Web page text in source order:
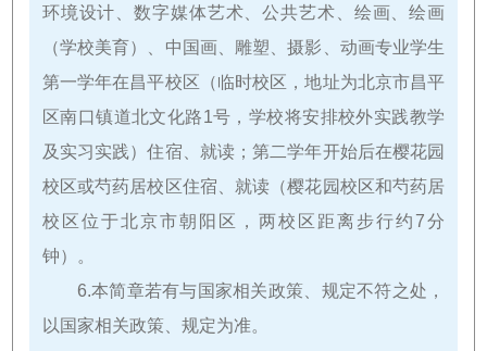
环境设计、数字媒体艺术、公共艺术、绘画、绘画
（学校美育）、中国画、雕塑、摄影、动画专业学生
第一学年在昌平校区（临时校区，地址为北京市昌平
区南口镇道北文化路1号，学校将安排校外实践教学
及实习实践）住宿、就读；第二学年开始后在樱花园
校区或芍药居校区住宿、就读（樱花园校区和芍药居
校区位于北京市朝阳区，两校区距离步行约7分
钟）。
6.本简章若有与国家相关政策、规定不符之处，
以国家相关政策、规定为准。